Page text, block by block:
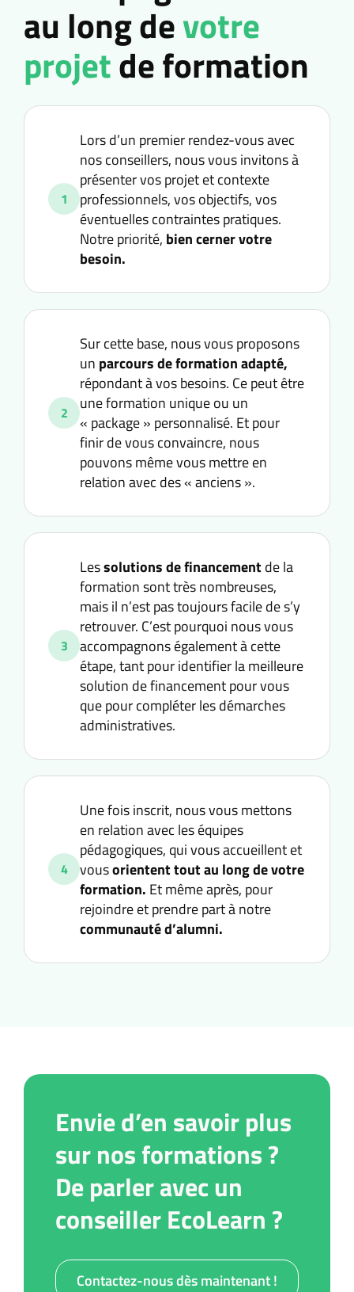
au long devotre
projetde formation
1
Lors d’un premier rendez-vous avec
nos conseillers, nous vous invitons à
présenter vos projet et contexte
professionnels, vos objectifs, vos
éventuelles contraintes pratiques.
Notre priorité, bien cerner votre
besoin.
2
Sur cette base, nous vous proposons
un parcours de formation adapté,
répondant à vos besoins. Ce peut être
une formation unique ou un
« package » personnalisé. Et pour
finir de vous convaincre, nous
pouvons même vous mettre en
relation avec des « anciens ».
3
Lessolutions de financementde la
formation sont très nombreuses,
mais il n’est pas toujours facile de s’y
retrouver. C’est pourquoi nous vous
accompagnons également à cette
étape, tant pour identifier la meilleure
solution de financement pour vous
que pour compléter les démarches
administratives.
4
Une fois inscrit, nous vous mettons
en relation avec les équipes
pédagogiques, qui vous accueillent et
vousorientent tout au long de votre
formation. Et même après, pour
rejoindre et prendre part à notre
communauté d’alumni.
Envie d’en savoir plus
sur nos formations ?
De parler avec un
conseiller EcoLearn ?
Contactez-nous dès maintenant !